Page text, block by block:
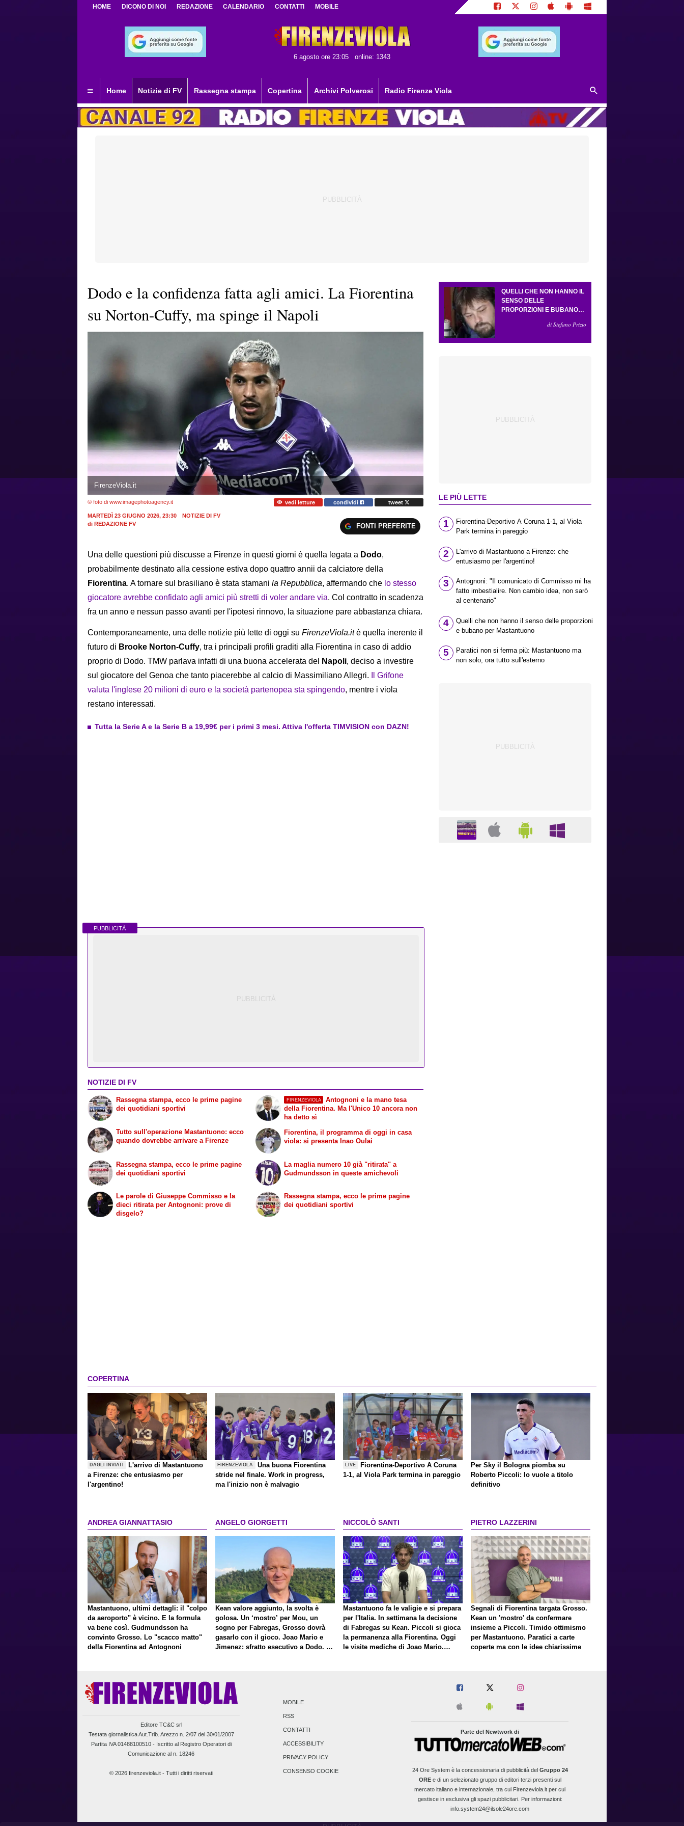
HOME DICONO DI NOI REDAZIONE CALENDARIO CONTATTI MOBILE
6 agosto ore 23:05 online: 1343
Home Notizie di FV Rassegna stampa Copertina Archivi Polverosi Radio Firenze Viola
Dodo e la confidenza fatta agli amici. La Fiorentina
su Norton-Cuffy, ma spinge il Napoli
FirenzeViola.it
© foto di www.imagephotoagency.it vedi letture condividi tweet
MARTEDÌ 23 GIUGNO 2026, 23:30
NOTIZIE DI FV
di REDAZIONE FV FONTI PREFERITE
Una delle questioni più discusse a Firenze in questi giorni è quella legata a Dodo,
probabilmente destinato alla cessione estiva dopo quattro annii da calciatore della
Fiorentina. A tornare sul brasiliano è stata stamani la Repubblica, affermando che lo stesso
giocatore avrebbe confidato agli amici più stretti di voler andare via. Col contratto in scadenza
fra un anno e nessun passo avanti per l'ipotesi rinnovo, la situazione pare abbastanza chiara.
Contemporaneamente, una delle notizie più lette di oggi su FirenzeViola.itè quella inerente il
futuro di Brooke Norton-Cuffy, tra i principali profili graditi alla Fiorentina in caso di addio
proprio di Dodo. TMW parlava infatti di una buona accelerata del
Napoli, deciso a investire
sul giocatore del Genoa che tanto piacerebbe al calcio di Massimiliano Allegri.
Il Grifone
valuta l'inglese 20 milioni di euro e la società partenopea sta spingendo, mentre i viola
restano interessati.
Tutta la Serie A e la Serie B a 19,99€ per i primi 3 mesi. Attiva l'offerta TIMVISION con DAZN!
PUBBLICITÀ
NOTIZIE DI FV
Rassegna stampa, ecco le prime pagine
dei quotidiani sportivi
Tutto sull'operazione Mastantuono: ecco
quando dovrebbe arrivare a Firenze
FIRENZEVIOLA
Antognoni e la mano tesa
della Fiorentina. Ma l'Unico 10 ancora non
ha detto sì
Fiorentina, il programma di oggi in casa
viola: si presenta Inao Oulai
Rassegna stampa, ecco le prime pagine
dei quotidiani sportivi
Le parole di Giuseppe Commisso e la
dieci ritirata per Antognoni: prove di
disgelo?
La maglia numero 10 già "ritirata" a
Gudmundsson in queste amichevoli
Rassegna stampa, ecco le prime pagine
dei quotidiani sportivi
QUELLI CHE NON HANNO IL
SENSO DELLE
PROPORZIONI E BUBANO
di Stefano Prizio
LE PIÙ LETTE
1
Fiorentina-Deportivo A Coruna 1-1, al Viola
Park termina in pareggio
2
L'arrivo di Mastantuono a Firenze: che
entusiasmo per l'argentino!
3
Antognoni: "Il comunicato di Commisso mi ha
fatto imbestialire. Non cambio idea, non sarò
al centenario"
4
Quelli che non hanno il senso delle proporzioni
e bubano per Mastantuono
5
Paratici non si ferma più: Mastantuono ma
non solo, ora tutto sull'esterno
COPERTINA
DAGLI INVIATI
L'arrivo di Mastantuono
a Firenze: che entusiasmo per
l'argentino!
FIRENZEVIOLA
Una buona Fiorentina
stride nel finale. Work in progress,
ma l'inizio non è malvagio
LIVE
Fiorentina-Deportivo A Coruna
1-1, al Viola Park termina in pareggio
Per Sky il Bologna piomba su
Roberto Piccoli: lo vuole a titolo
definitivo
ANDREA GIANNATTASIO
Mastantuono, ultimi dettagli: il "colpo
da aeroporto" è vicino. E la formula
va bene così. Gudmundsson ha
convinto Grosso. Lo "scacco matto"
della Fiorentina ad Antognoni
ANGELO GIORGETTI
Kean valore aggiunto, la svolta è
golosa. Un ‘mostro’ per Mou, un
sogno per Fabregas, Grosso dovrà
gasarlo con il gioco. Joao Mario e
Jimenez: sfratto esecutivo a Dodo. E
NICCOLÒ SANTI
Mastantuono fa le valigie e si prepara
per l'Italia. In settimana la decisione
di Fabregas su Kean. Piccoli si gioca
la permanenza alla Fiorentina. Oggi
le visite mediche di Joao Mario.
PIETRO LAZZERINI
Segnali di Fiorentina targata Grosso.
Kean un 'mostro' da confermare
insieme a Piccoli. Timido ottimismo
per Mastantuono. Paratici a carte
coperte ma con le idee chiarissime
Editore TC&C srl
Testata giornalistica Aut.Trib. Arezzo n. 2/07 del 30/01/2007
Partita IVA 01488100510 - Iscritto al Registro Operatori di
Comunicazione al n. 18246
© 2026 firenzeviola.it - Tutti i diritti riservati
MOBILE
RSS
CONTATTI
ACCESSIBILITY
PRIVACY POLICY
CONSENSO COOKIE
Parte del Newtwork di
24 Ore Systemè la concessionaria di pubblicità del Gruppo 24
OREe di un selezionato gruppo di editori terzi presenti sul
mercato italiano e internazionale, tra cui Firenzeviola.it per cui
gestisce in esclusiva gli spazi pubblicitari. Per informazioni:
info.system24@ilsole24ore.com